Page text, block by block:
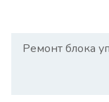
Ремонт блока